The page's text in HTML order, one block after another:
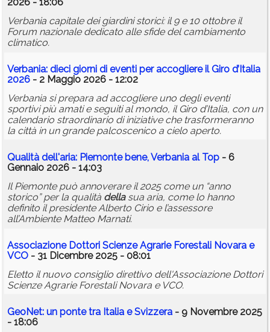
2026 - 18:06
Verbania capitale dei giardini storici: il 9 e 10 ottobre il
Forum nazionale dedicato alle sfide del cambiamento
climatico.
Verbania: dieci giorni di eventi per accogliere il Giro d’Italia
2026 - 2 Maggio 2026 - 12:02
Verbania si prepara ad accogliere uno degli eventi
sportivi più amati e seguiti al mondo, il Giro d’Italia, con un
calendario straordinario di iniziative che trasformeranno
la città in un grande palcoscenico a cielo aperto.
Qualità dell'aria: Piemonte bene, Verbania al Top - 6
Gennaio 2026 - 14:03
Il Piemonte può annoverare il 2025 come un “anno
storico” per la qualità dellasua aria, come lo hanno
definito il presidente Alberto Cirio e l’assessore
all’Ambiente Matteo Marnati.
Associazione Dottori Scienze Agrarie Forestali Novara e
VCO - 31 Dicembre 2025 - 08:01
Eletto il nuovo consiglio direttivo dell'Associazione Dottori
Scienze Agrarie Forestali Novara e VCO.
GeoNet: un ponte tra Italia e Svizzera - 9 Novembre 2025
- 18:06